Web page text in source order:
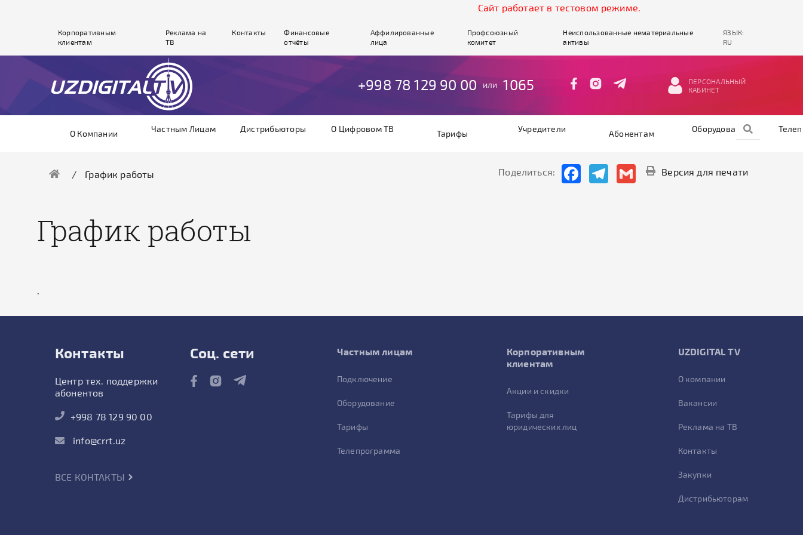
Cайт работает в тестовом режиме.
Корпоративным
клиентам
Реклама на
ТВ
Контакты
Финансовые
отчёты
Аффилированные
лица
Профсоюзный
комитет
Неиспользованные нематериальные
активы
ЯЗЫК:
RU
+998 78 129 90 00 или 1065
ПЕРСОНАЛЬНЫЙ
КАБИНЕТ
О Компании Частным Лицам Дистрибьюторы О Цифровом ТВ Тарифы Учредители Абонентам Оборудование
График работы Поделиться: FacebookTelegramGmail Версия для печати
График работы
.
Контакты
Центр тех. поддержки
абонентов
+998 78 129 90 00
info@crrt.uz
ВСЕ КОНТАКТЫ
Соц. сети Частным лицам
Подключение
Оборудование
Тарифы
Телепрограмма
Корпоративным
клиентам
Акции и скидки
Тарифы для
юридических лиц
UZDIGITAL TV
О компании
Вакансии
Реклама на ТВ
Контакты
Закупки
Дистрибьюторам